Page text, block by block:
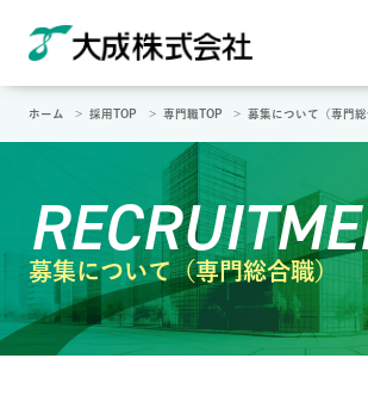
総合職・エリア総合職
ホーム 採用TOP 専門職TOP 募集について（専門総
募集について（専門総合職）